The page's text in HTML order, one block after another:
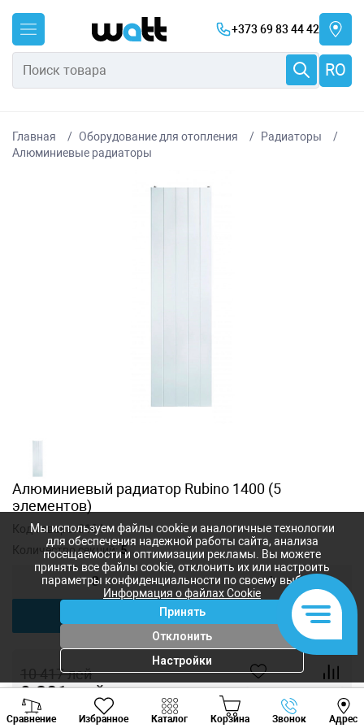
+373 69 83 44 42
RO
Главная Оборудование для отопления
Радиаторы
Алюминиевые радиаторы
Алюминиевый радиатор Rubino 1400 (5
элементов)
Код товара:8184
Количество секций:5
3 4
10 417лей
9 301лей
Сравнение Избранное Каталог Корзина Звонок Адрес
Viber Whatsapp
Мы используем файлы cookie и аналогичные технологии
для обеспечения надежной работы сайта, анализа
посещаемости и оптимизации рекламы. Вы можете
принять все файлы cookie, отклонить их или настроить
параметры конфиденциальности по своему выбору.
Информация о файлах Cookie
Принять
Отклонить
Настройки